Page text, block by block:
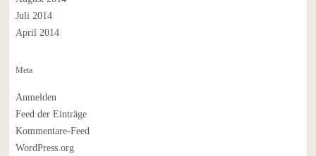
Juli 2014
April 2014
Meta
Anmelden
Feed der Einträge
Kommentare-Feed
WordPress.org